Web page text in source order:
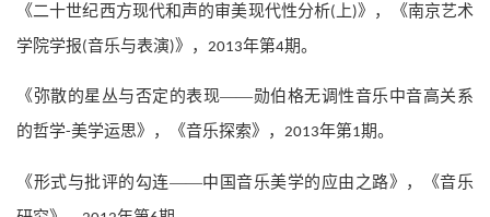
《二十世纪西方现代和声的审美现代性分析( 上)》，《南京艺术
学院学报(音乐与表演)》， 2013年第4期。
《弥散的星丛与否定的表现——勋伯格无调性音乐中音高关系
的哲学-美学运思》，《音乐探索》， 2013年第1期。
《形式与批评的勾连——中国音乐美学的应由之路》，《音乐